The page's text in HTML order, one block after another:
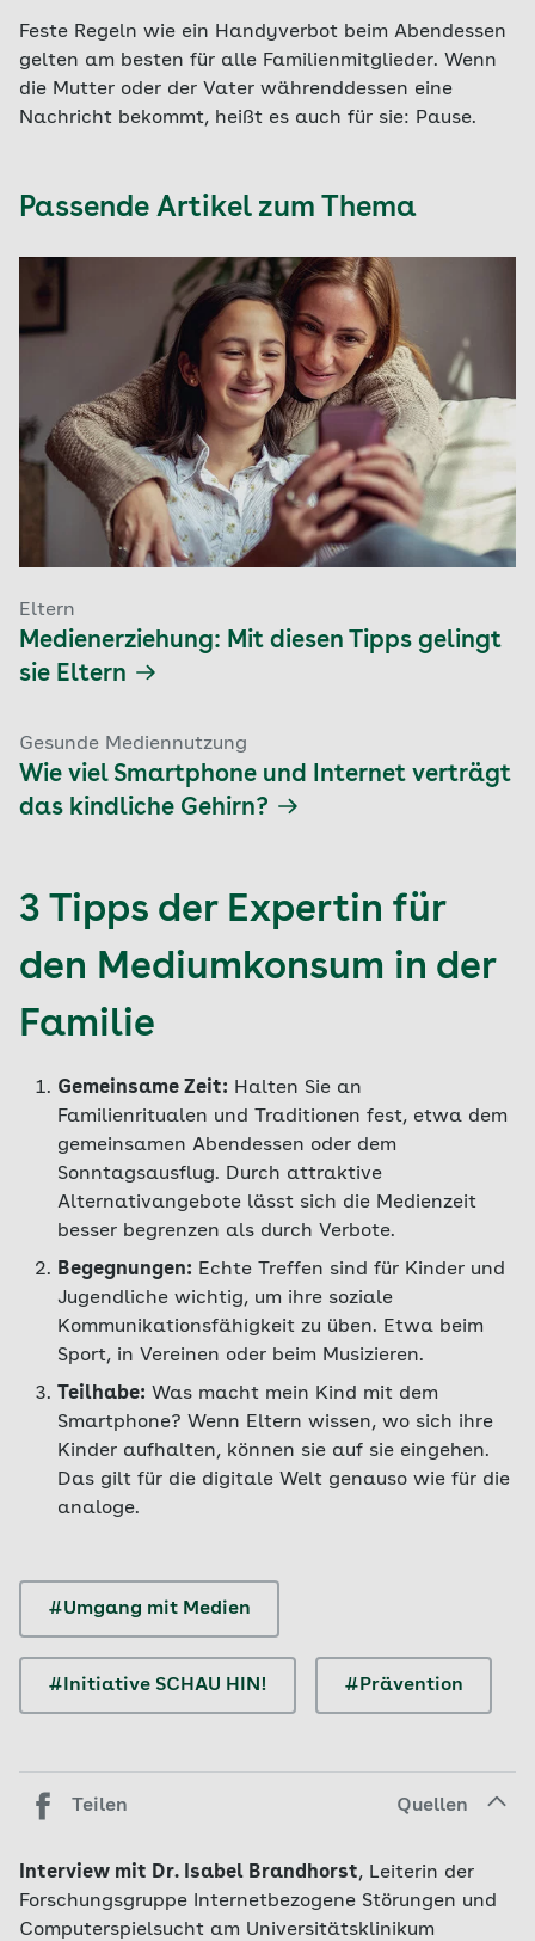
Feste Regeln wie ein Handyverbot beim Abendessen
gelten am besten für alle Familienmitglieder. Wenn
die Mutter oder der Vater währenddessen eine
Nachricht bekommt, heißt es auch für sie: Pause.
Passende Artikel zum Thema
Eltern
Medienerziehung: Mit diesen Tipps gelingt
sie Eltern
Gesunde Mediennutzung
Wie viel Smartphone und Internet verträgt
das kindliche Gehirn?
3 Tipps der Expertin für
den Mediumkonsum in der
Familie
Gemeinsame Zeit: Halten Sie an
Familienritualen und Traditionen fest, etwa dem
gemeinsamen Abendessen oder dem
Sonntagsausflug. Durch attraktive
Alternativangebote lässt sich die Medienzeit
besser begrenzen als durch Verbote.
Begegnungen: Echte Treffen sind für Kinder und
Jugendliche wichtig, um ihre soziale
Kommunikationsfähigkeit zu üben. Etwa beim
Sport, in Vereinen oder beim Musizieren.
Teilhabe: Was macht mein Kind mit dem
Smartphone? Wenn Eltern wissen, wo sich ihre
Kinder aufhalten, können sie auf sie eingehen.
Das gilt für die digitale Welt genauso wie für die
analoge.
#Umgang mit Medien
#Initiative SCHAU HIN! #Prävention
Teilen Quellen
Interview mit Dr. Isabel Brandhorst, Leiterin der
Forschungsgruppe Internetbezogene Störungen und
Computerspielsucht am Universitätsklinikum